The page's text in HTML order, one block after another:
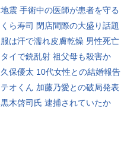
地震 手術中の医師が患者を守る
くら寿司 閉店間際の大盛り話題
服は汗で濡れ皮膚乾燥 男性死亡
タイで銃乱射 祖父母も殺害か
久保優太 10代女性との結婚報告
テオくん 加藤乃愛との破局発表
黒木啓司氏 逮捕されていたか